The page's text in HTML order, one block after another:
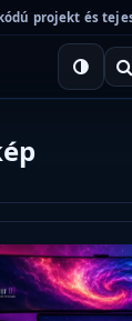
projekt és